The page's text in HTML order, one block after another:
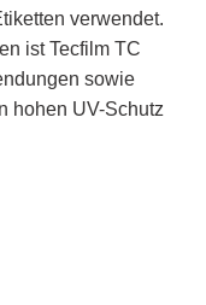
verwendet.
ist Tecfilm TC
sowie
hohen UV-Schutz